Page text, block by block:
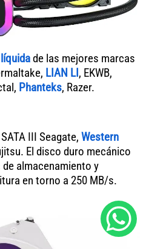
de las mejores marcas
LIAN LI, EKWB,
Phanteks, Razer.
III Seagate, Western
El disco duro mecánico
almacenamiento y
en torno a 250 MB/s.